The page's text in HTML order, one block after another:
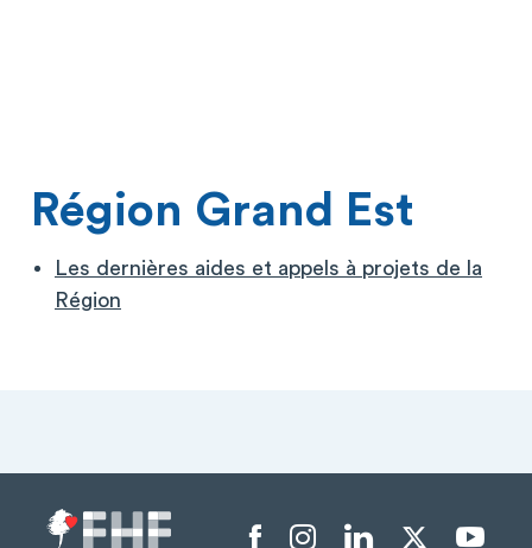
Région Grand Est
Les dernières aides et appels à projets de la
Région